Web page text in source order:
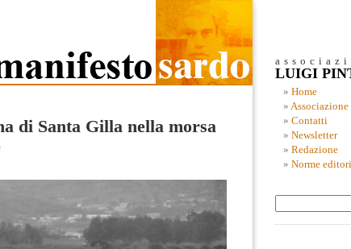
di Santa Gilla nella morsa
LUIGI
Home
Associazione
Contatti
Newsletter
Redazione
Norme